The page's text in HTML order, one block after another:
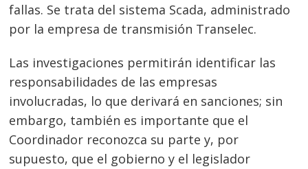
fallas. Se trata del sistema Scada, administrado
por la empresa de transmisión Transelec.
Las investigaciones permitirán identificar las
responsabilidades de las empresas
involucradas, lo que derivará en sanciones; sin
embargo, también es importante que el
Coordinador reconozca su parte y, por
supuesto, que el gobierno y el legislador